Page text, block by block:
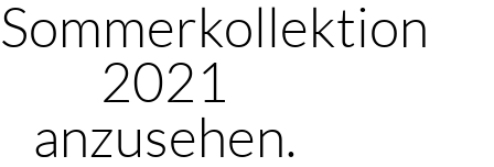
Sommerkollektion
2021
anzusehen.